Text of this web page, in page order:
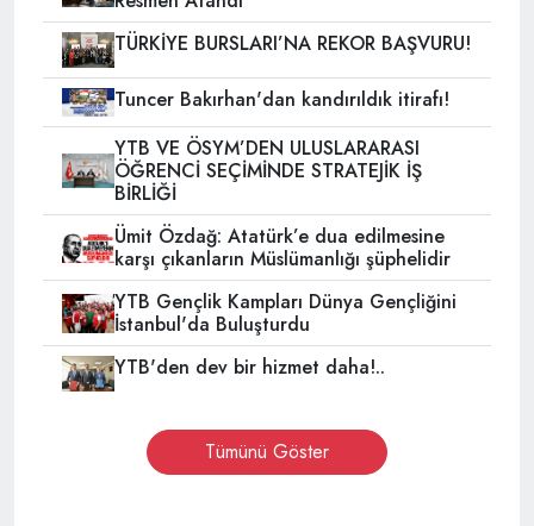
TÜRKİYE BURSLARI’NA REKOR BAŞVURU!
Tuncer Bakırhan'dan kandırıldık itirafı!
YTB VE ÖSYM’DEN ULUSLARARASI
ÖĞRENCİ SEÇİMİNDE STRATEJİK İŞ
BİRLİĞİ
Ümit Özdağ: Atatürk’e dua edilmesine
karşı çıkanların Müslümanlığı şüphelidir
YTB Gençlik Kampları Dünya Gençliğini
İstanbul'da Buluşturdu
YTB'den dev bir hizmet daha!..
Tümünü Göster